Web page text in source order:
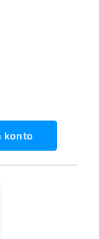
konto